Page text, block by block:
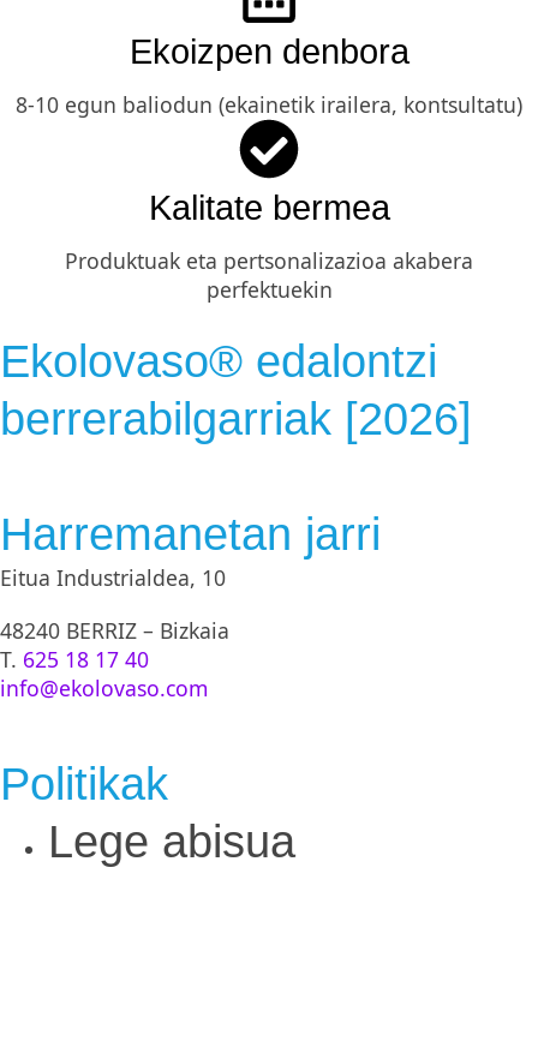
Ekoizpen denbora
8-10 egun baliodun (ekainetik irailera, kontsultatu)
Kalitate bermea
Produktuak eta pertsonalizazioa akabera
perfektuekin
Ekolovaso® edalontzi
berrerabilgarriak [2026]
Harremanetan jarri
Eitua Industrialdea, 10
48240 BERRIZ – Bizkaia
T. 625 18 17 40
info@ekolovaso.com
Politikak
Lege abisua